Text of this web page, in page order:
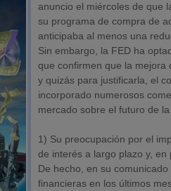
anuncio el miércoles de que
su programa de compra de
anticipaba al menos una
Sin embargo, la FED ha
que confirmen que la mejora
y quizás para justificarla, el
incorporado numerosos
mercado sobre el futuro de
1) Su preocupación por el
de interés a largo plazo y, en
De hecho, en su
financieras en los últimos